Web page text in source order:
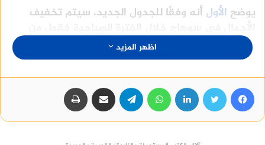
يوضح الأول أنه وفقًا للجدول الجديد، سيتم تخفيف
الأحمال في سوهاج خلال الفترة الصباحية فقط، من
الساعة 11 صباحًا حتى الساعة 5 مساءً، وذلك على مدار
جميع أيام الأسبوع.
سيتم تنفيذ تخفيف الأحمال بالتبادل بين القرى
والمراكز وفقا للمُغذيات بكل مدينة، وفقا لتحديد
الوحدات المحلية، ليتم قطع الكهرباء بين المدن بعضها
اظهر المزيد